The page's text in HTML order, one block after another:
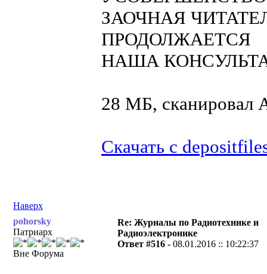
ЗАОЧНАЯ
ПРОДОЛЖАЕТСЯ
НАША
28 МБ, сканировал
Скачать с
Наверх
pohorsky
Патриарх
Вне Форума
Re: Журналы по Радиотехнике и
Радиоэлектронике
Ответ #516 -08.01.2016 :: 10:22:37